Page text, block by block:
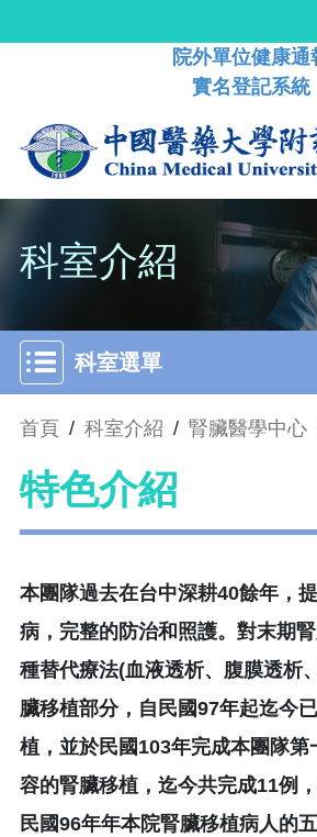
院外單位健康通
實名登記系統
科室介紹
科室選單
首頁 / 科室介紹 / 腎臟醫學中心
特色介紹
本團隊過去在台中深耕40餘年，
病，完整的防治和照護。對末期
種替代療法(血液透析、腹膜透析
臟移植部分，自民國97年起迄今
植，並於民國103年完成本團隊第
容的腎臟移植，迄今共完成11例
民國96年年本院腎臟移植病人的